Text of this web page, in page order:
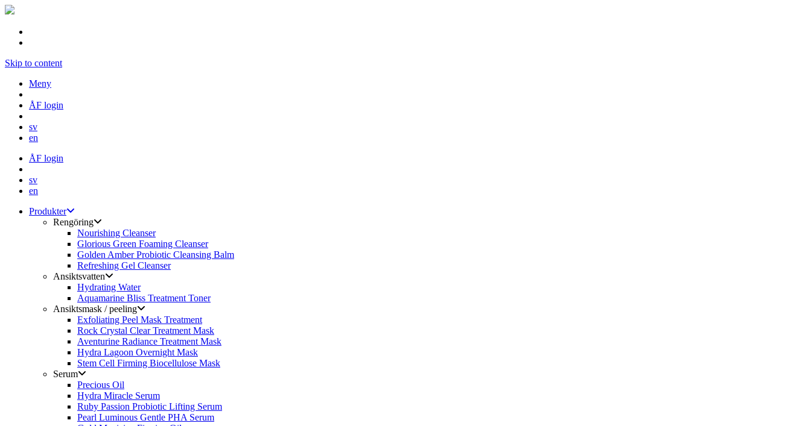
Skip to content
Meny
ÅF login
sv
en
ÅF login
sv
en
Produkter
Rengöring
Nourishing Cleanser
Glorious Green Foaming Cleanser
Golden Amber Probiotic Cleansing Balm
Refreshing Gel Cleanser
Ansiktsvatten
Hydrating Water
Aquamarine Bliss Treatment Toner
Ansiktsmask / peeling
Exfoliating Peel Mask Treatment
Rock Crystal Clear Treatment Mask
Aventurine Radiance Treatment Mask
Hydra Lagoon Overnight Mask
Stem Cell Firming Biocellulose Mask
Serum
Precious Oil
Hydra Miracle Serum
Ruby Passion Probiotic Lifting Serum
Pearl Luminous Gentle PHA Serum